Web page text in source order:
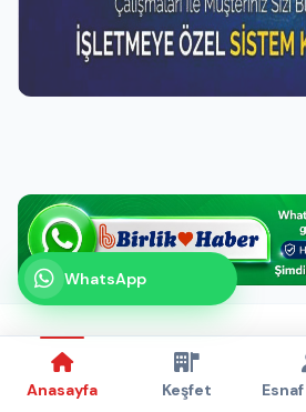
Anasayfa Keşfet
WhatsApp
Kanalımız
Abone olabilirsiniz